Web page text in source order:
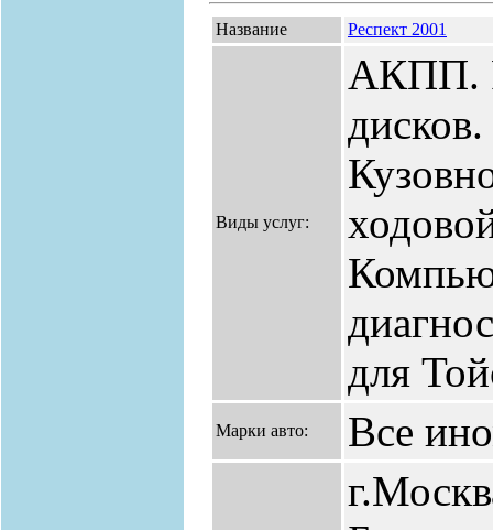
Название Респект 2001
Виды услуг:
АКПП.
для
Марки авто:
Все